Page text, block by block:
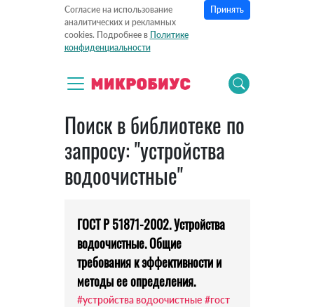
Согласие на использование
аналитических и рекламных
cookies. Подробнее в Политике
конфиденциальности
Принять
Поиск в библиотеке по
запросу: "устройства
водоочистные"
ГОСТ Р 51871-2002. Устройства
водоочистные. Общие
требования к эффективности и
методы ее определения.
#устройства водоочистные #гост